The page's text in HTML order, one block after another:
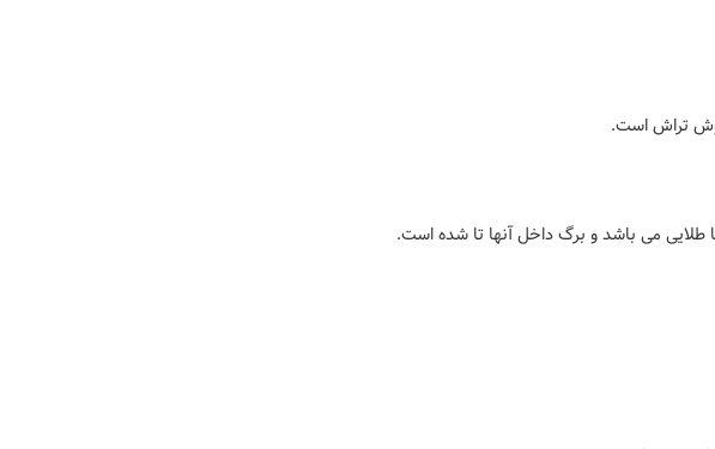
تراش است.
می باشد و برگ داخل آنها تا شده است.